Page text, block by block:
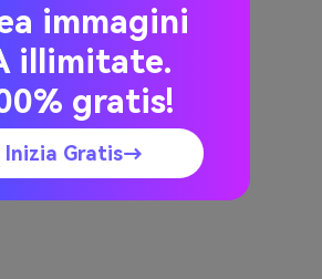
immagini
illimitate.
gratis!
Inizia Gratis→